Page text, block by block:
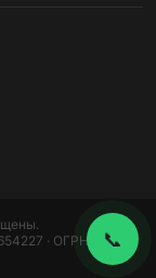
· ОГРНИП📞